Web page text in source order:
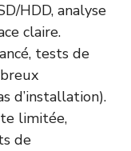
HDD, analyse
claire.
tests de
d’installation).
limitée,
de